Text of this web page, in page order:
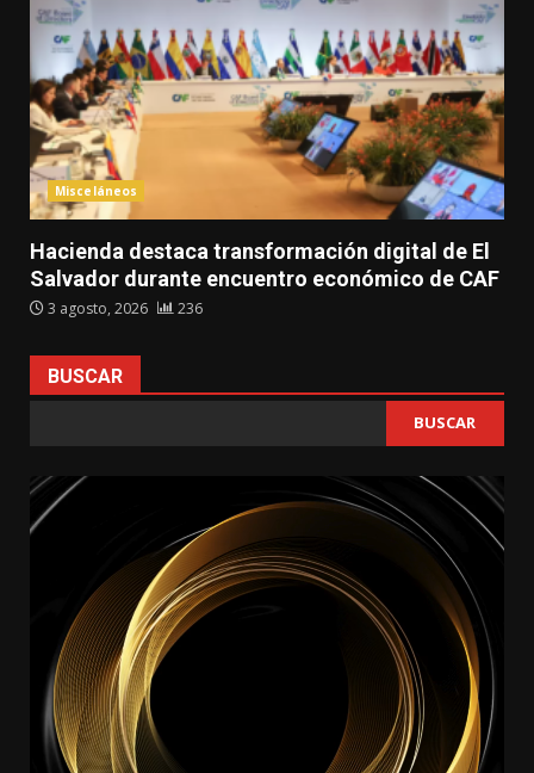
Misceláneos
Hacienda destaca transformación digital de El
Salvador durante encuentro económico de CAF
3 agosto, 2026 236
BUSCAR
BUSCAR